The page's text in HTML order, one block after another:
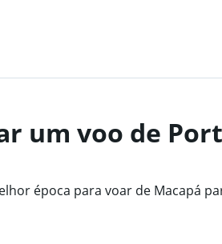
um voo de
época para voar de Macapá